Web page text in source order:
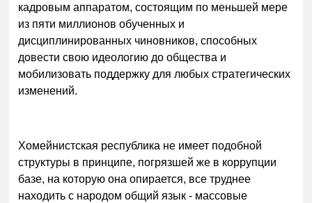
кадровым аппаратом, состоящим по меньшей мере
из пяти миллионов обученных и
дисциплинированных чиновников, способных
довести свою идеологию до общества и
мобилизовать поддержку для любых стратегических
изменений.
Хомейнистская республика не имеет подобной
структуры в принципе, погрязшей же в коррупции
базе, на которую она опирается, все труднее
находить с народом общий язык - массовые